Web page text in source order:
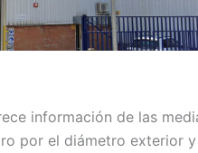
información de las
por el diámetro exterior